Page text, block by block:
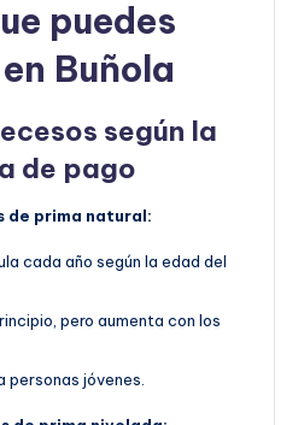
puedes
Buñola
según la
de pago
de prima natural:
cada año según la edad del
pero aumenta con los
personas jóvenes.